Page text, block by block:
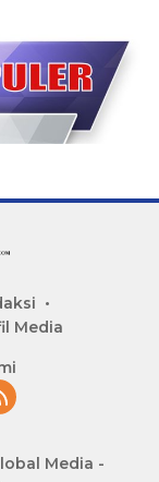
Media
Media -